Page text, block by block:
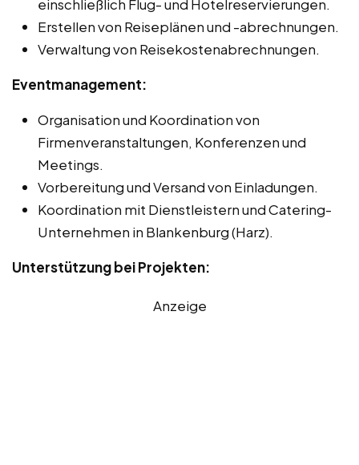
einschließlich Flug- und Hotelreservierungen.
Erstellen von Reiseplänen und -abrechnungen.
Verwaltung von Reisekostenabrechnungen.
Eventmanagement:
Organisation und Koordination von
Firmenveranstaltungen, Konferenzen und
Meetings.
Vorbereitung und Versand von Einladungen.
Koordination mit Dienstleistern und Catering-
Unternehmen in Blankenburg (Harz).
Unterstützung bei Projekten:
Anzeige